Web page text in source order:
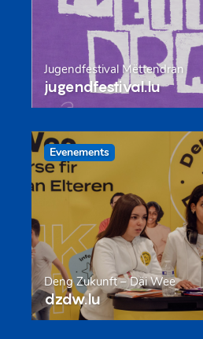
Jugendfestival Mëttendran
jugendfestival.lu
Evenements
Deng Zukunft – Däi Wee
dzdw.lu